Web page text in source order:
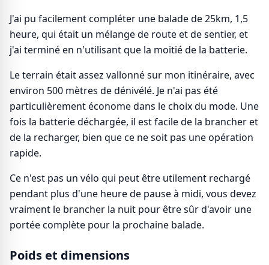
J'ai pu facilement compléter une balade de 25km, 1,5
heure, qui était un mélange de route et de sentier, et
j'ai terminé en n'utilisant que la moitié de la batterie.
Le terrain était assez vallonné sur mon itinéraire, avec
environ 500 mètres de dénivélé. Je n'ai pas été
particulièrement économe dans le choix du mode. Une
fois la batterie déchargée, il est facile de la brancher et
de la recharger, bien que ce ne soit pas une opération
rapide.
Ce n'est pas un vélo qui peut être utilement rechargé
pendant plus d'une heure de pause à midi, vous devez
vraiment le brancher la nuit pour être sûr d'avoir une
portée complète pour la prochaine balade.
Poids et dimensions